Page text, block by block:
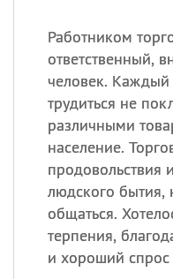
Работником
ответственный,
человек. Каждый
трудиться не
различными
население.
продовольствия
людского бытия,
общаться.
терпения,
и хороший